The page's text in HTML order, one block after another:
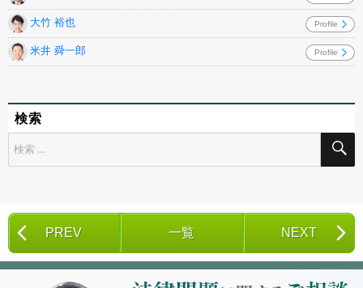
大竹 裕也 Profile
米井 舜一郎 Profile
検索
検
PREV 一覧 NEXT